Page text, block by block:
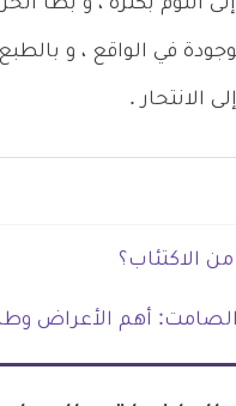
في الواقع ، و
الانتحار .
الاكتئاب؟
الصامت: أهم الأعراض